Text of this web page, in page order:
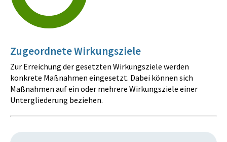
Zugeordnete Wirkungsziele
Zur Erreichung der gesetzten Wirkungsziele werden
konkrete Maßnahmen eingesetzt. Dabei können sich
Maßnahmen auf ein oder mehrere Wirkungsziele einer
Untergliederung beziehen.